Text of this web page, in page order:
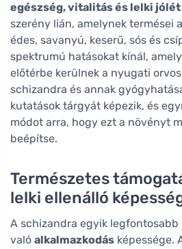
egészség, vitalitás és lelki jólét
szerény lián, amelynek termései
édes, savanyú, keserű, sós és
spektrumú hatásokat kínál,
előtérbe kerülnek a nyugati
schizandra és annak
kutatások tárgyát képezik, és
módot arra, hogy ezt a növényt
beépítse.
Természetes
lelki ellenálló
A schizandra egyik legfontosabb
való alkalmazkodás képessége.